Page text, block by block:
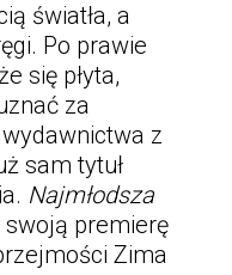
światła, a
Po prawie
się płyta,
za
z
sam tytuł
Najmłodsza
swoją premierę
Zima